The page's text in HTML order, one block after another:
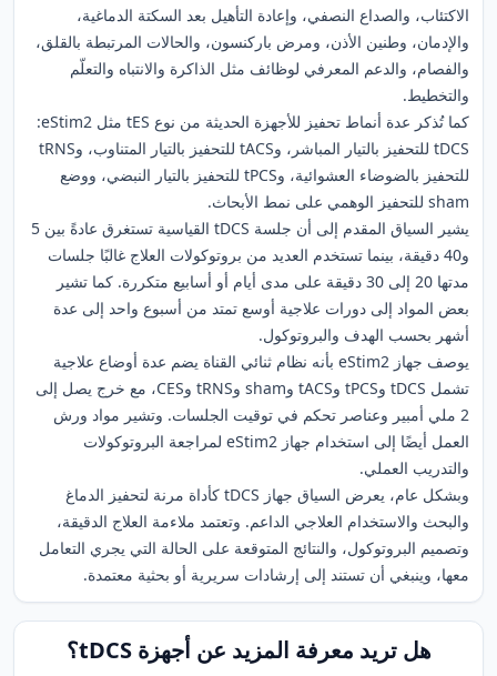
الاكتئاب، والصداع النصفي، وإعادة التأهيل بعد السكتة الدماغية،
والإدمان، وطنين الأذن، ومرض باركنسون، والحالات المرتبطة بالقلق،
والفصام، والدعم المعرفي لوظائف مثل الذاكرة والانتباه والتعلّم
والتخطيط.
كما تُذكر عدة أنماط تحفيز للأجهزة الحديثة من نوع tES مثل eStim2:
tDCS للتحفيز بالتيار المباشر، وtACS للتحفيز بالتيار المتناوب، وtRNS
للتحفيز بالضوضاء العشوائية، وtPCS للتحفيز بالتيار النبضي، ووضع
sham للتحفيز الوهمي على نمط الأبحاث.
يشير السياق المقدم إلى أن جلسة tDCS القياسية تستغرق عادةً بين 5
و40 دقيقة، بينما تستخدم العديد من بروتوكولات العلاج غالبًا جلسات
مدتها 20 إلى 30 دقيقة على مدى أيام أو أسابيع متكررة. كما تشير
بعض المواد إلى دورات علاجية أوسع تمتد من أسبوع واحد إلى عدة
أشهر بحسب الهدف والبروتوكول.
يوصف جهاز eStim2 بأنه نظام ثنائي القناة يضم عدة أوضاع علاجية
تشمل tDCS وtPCS وtACS وsham وtRNS وCES، مع خرج يصل إلى
2 ملي أمبير وعناصر تحكم في توقيت الجلسات. وتشير مواد ورش
العمل أيضًا إلى استخدام جهاز eStim2 لمراجعة البروتوكولات
والتدريب العملي.
وبشكل عام، يعرض السياق جهاز tDCS كأداة مرنة لتحفيز الدماغ
والبحث والاستخدام العلاجي الداعم. وتعتمد ملاءمة العلاج الدقيقة،
وتصميم البروتوكول، والنتائج المتوقعة على الحالة التي يجري التعامل
معها، وينبغي أن تستند إلى إرشادات سريرية أو بحثية معتمدة.
هل تريد معرفة المزيد عن أجهزة tDCS؟